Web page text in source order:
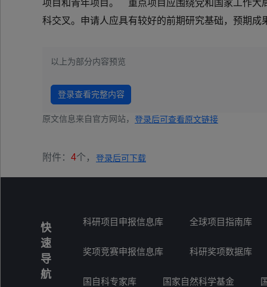
项目和青年项目。 重点项目应围绕党和国家工作大
科交叉。申请人应具有较好的前期研究基础，预期
以上为部分内容预览
登录查看完整内容
原文信息来自官方网站， 登录后可查看原文链接
附件： 4个， 登录后可下载
快
速
导
航
科研项目申报信息库 全球项目指南库
奖项竞赛申报信息库 科研奖项数据库
国自科专家库 国家自然科学基金